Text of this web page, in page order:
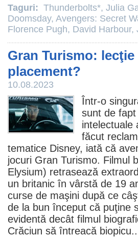
Taguri: Thunderbolts*, Julia
Doomsday, Avengers: Secret
Florence Pugh, David Harbour,
Gran Turismo:
placement?
10.08.2023
Într-o
sunt de
intelectuale
făcut
tematice Disney, iată că
jocuri Gran Turismo. Filmul
Elysium) retrasează
un britanic în vârstă de 19
curse de maşini după ce
de la bun început că puţine
evidentă decât filmul
Crăciun să întreacă